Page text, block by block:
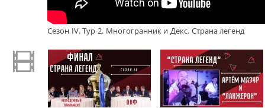
Сезон IV. Тур 2. Многогранник и Декс. Страна легенд